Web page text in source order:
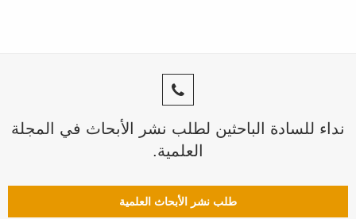
نداء للسادة الباحثين لطلب نشر الأبحاث في المجلة
العلمية.
طلب نشر الأبحاث العلمية